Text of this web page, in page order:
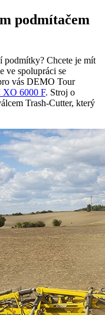
podmítačem
podmítky? Chcete je mít
ve spolupráci se
vás DEMO Tour
6000 F. Stroj o
Trash-Cutter, který